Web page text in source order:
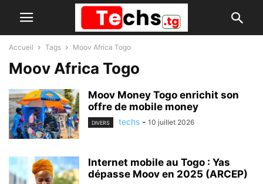
Accueil Tags Moov Africa Togo
Moov Africa Togo
Moov Money Togo enrichit son
offre de mobile money
DIVERS techs - 10 juillet 2026
Internet mobile au Togo : Yas
dépasse Moov en 2025 (ARCEP)